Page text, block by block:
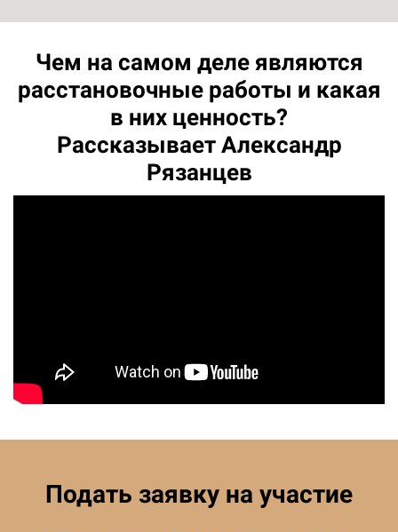
Чем на самом деле являются
расстановочные работы и какая
в них ценность?
Рассказывает Александр
Рязанцев
Подать заявку на участие